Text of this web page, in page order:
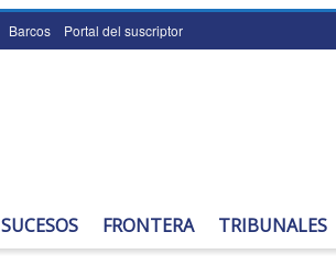
Barcos Portal del suscriptor
SUCESOS FRONTERA TRIBUNALES